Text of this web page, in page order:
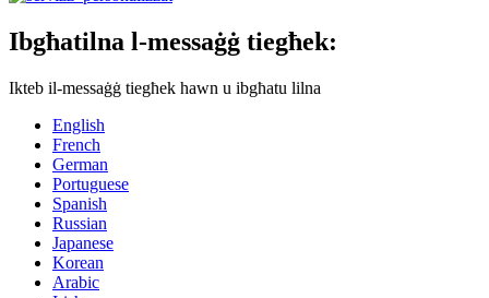
Ibgħatilna l-messaġġ tiegħek:
Ikteb il-messaġġ tiegħek hawn u ibgħatu lilna
English
French
German
Portuguese
Spanish
Russian
Japanese
Korean
Arabic